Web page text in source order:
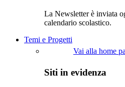
La Newsletter è inviata
calendario scolastico.
Temi e Progetti
Vai alla home
Siti in evidenza